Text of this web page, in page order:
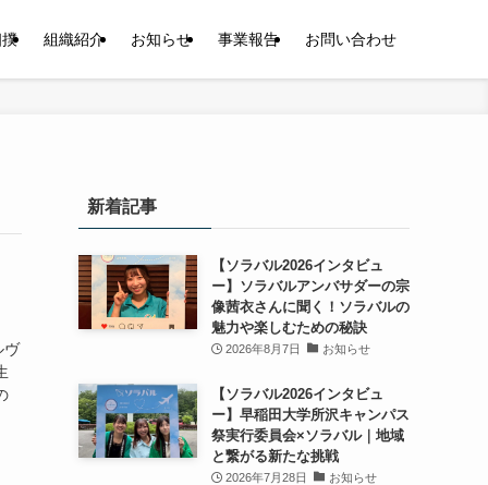
組織紹介 お知らせ 事業報告 お問い合わせ
ヴ
新着記事
【ソラバル2026インタビュ
ー】ソラバルアンバサダーの宗
像茜衣さんに聞く！ソラバルの
魅力や楽しむための秘訣
2026年8月7日 お知らせ
【ソラバル2026インタビュ
ー】早稲田大学所沢キャンパス
祭実行委員会×ソラバル｜地域
と繋がる新たな挑戦
2026年7月28日 お知らせ